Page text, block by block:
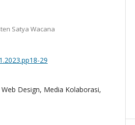
Satya Wacana
29
Design, Media Kolaborasi,